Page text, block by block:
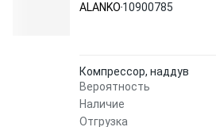
ALANKO 10900785
Компрессор, наддув
Вероятность
Наличие
Отгрузка